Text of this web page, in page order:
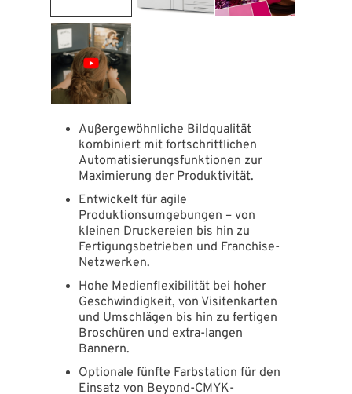
Außergewöhnliche Bildqualität
kombiniert mit fortschrittlichen
Automatisierungsfunktionen zur
Maximierung der Produktivität.
Entwickelt für agile
Produktionsumgebungen – von
kleinen Druckereien bis hin zu
Fertigungsbetrieben und Franchise-
Netzwerken.
Hohe Medienflexibilität bei hoher
Geschwindigkeit, von Visitenkarten
und Umschlägen bis hin zu fertigen
Broschüren und extra-langen
Bannern.
Optionale fünfte Farbstation für den
Einsatz von Beyond-CMYK-